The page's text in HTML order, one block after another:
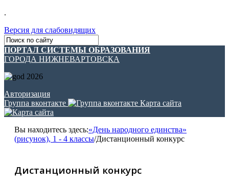
.
Версия для слабовидящих
ПОРТАЛ СИСТЕМЫ ОБРАЗОВАНИЯ
ГОРОДА НИЖНЕВАРТОВСКА
Авторизация
Группа вконтакте
Карта сайта
Вы находитесь здесь:«День народного единства»
(рисунок), 1 - 4 классы/Дистанционный конкурс
Дистанционный конкурс